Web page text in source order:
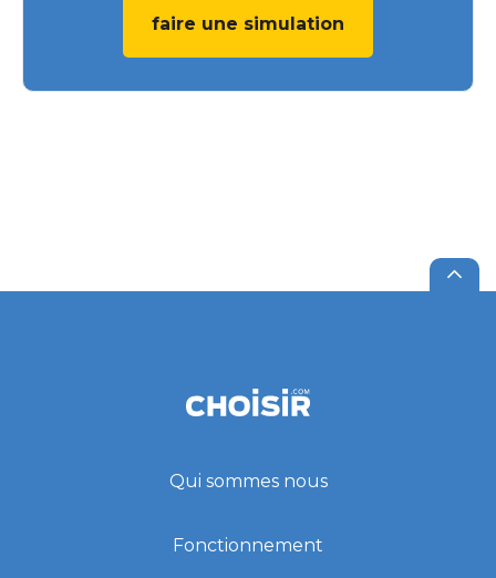
faire une simulation
Qui sommes nous
Fonctionnement